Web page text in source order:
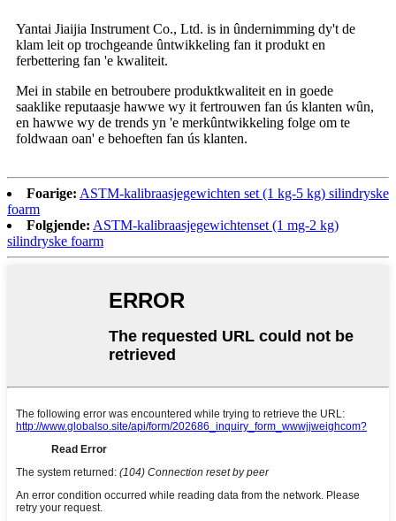
Yantai Jiaijia Instrument Co., Ltd. is in ûndernimming dy't de
klam leit op trochgeande ûntwikkeling fan it produkt en
ferbettering fan 'e kwaliteit.
Mei in stabile en betroubere produktkwaliteit en in goede
saaklike reputaasje hawwe wy it fertrouwen fan ús klanten wûn,
en hawwe wy de trends yn 'e merkûntwikkeling folge om te
foldwaan oan' e behoeften fan ús klanten.
Foarige: ASTM-kalibraasjegewichten set (1 kg-5 kg) silindryske
foarm
Folgjende: ASTM-kalibraasjegewichtenset (1 mg-2 kg)
silindryske foarm